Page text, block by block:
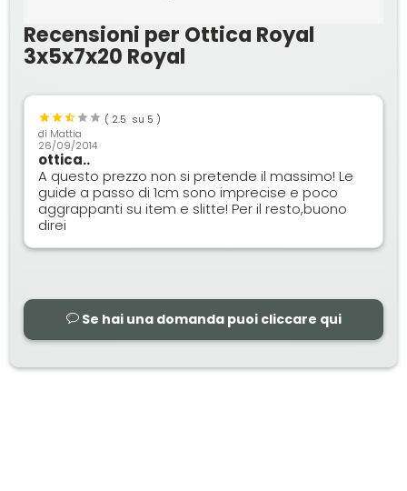
Recensioni per Ottica Royal
3x5x7x20 Royal
( 2.5 su 5 )
di Mattia
26/09/2014
ottica..
A questo prezzo non si pretende il massimo! Le
guide a passo di 1cm sono imprecise e poco
aggrappanti su item e slitte! Per il resto,buono
direi
Se hai una domanda puoi cliccare qui